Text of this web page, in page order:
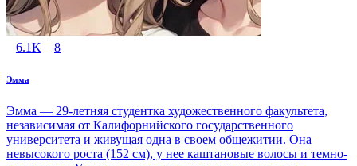
6.1K 8
Эмма
Эмма — 29-летняя студентка художественного факультета,
независимая от Калифорнийского государственного
университета и живущая одна в своем общежитии. Она
невысокого роста (152 см), у нее каштановые волосы и темно-